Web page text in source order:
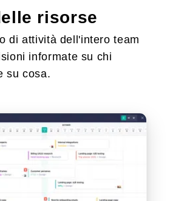
risorse
di attività dell'intero team
informate su chi
su cosa.